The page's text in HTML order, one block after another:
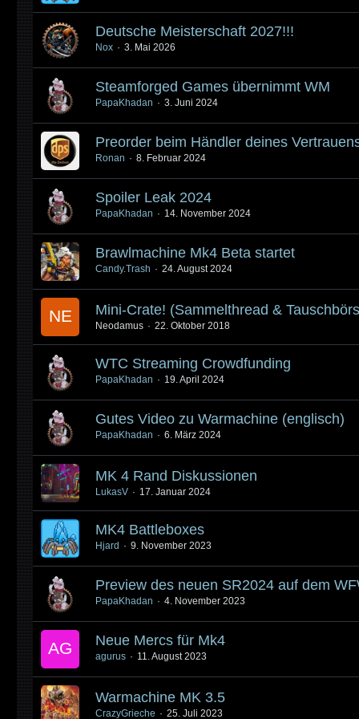
Deutsche Meisterschaft 2027!!!
Nox 3. Mai 2026
Steamforged Games übernimmt WM
PapaKhadan 3. Juni 2024
Preorder beim Händler deines
Ronan 8. Februar 2024
Spoiler Leak 2024
PapaKhadan 14. November 2024
Brawlmachine Mk4 Beta startet
Candy.Trash 24. August 2024
Mini-Crate! (Sammelthread &
Neodamus 22. Oktober 2018
WTC Streaming Crowdfunding
PapaKhadan 19. April 2024
Gutes Video zu Warmachine (englisch)
PapaKhadan 6. März 2024
MK 4 Rand Diskussionen
LukasV 17. Januar 2024
MK4 Battleboxes
Hjard 9. November 2023
Preview des neuen SR2024 auf dem
PapaKhadan 4. November 2023
Neue Mercs für Mk4
agurus 11. August 2023
Warmachine MK 3.5
CrazyGrieche 25. Juli 2023